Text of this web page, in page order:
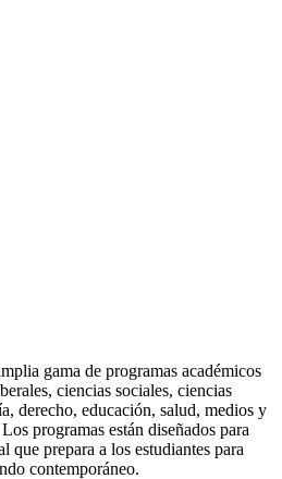
gama de programas académicos
ciencias sociales, ciencias
derecho, educación, salud, medios y
programas están diseñados para
que prepara a los estudiantes para
contemporáneo.